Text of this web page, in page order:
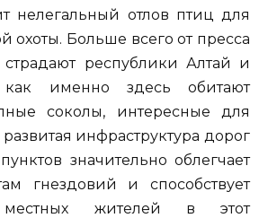
нелегальный отлов птиц для
охоты. Больше всего от пресса
страдают республики Алтай и
как именно здесь обитают
соколы, интересные для
инфраструктура дорог
значительно облегчает
гнездовий и способствует
местных жителей в этот